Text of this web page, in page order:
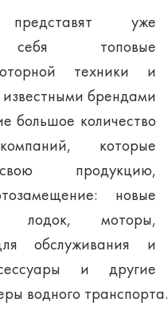
уже
себя топовые
техники и
брендами
большое количество
которые
продукцию,
новые
моторы,
обслуживания и
и другие
водного транспорта.